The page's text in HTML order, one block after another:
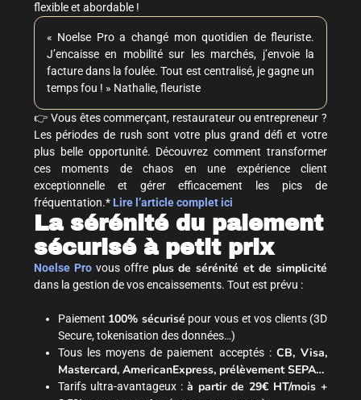
flexible et abordable !
« Noelse Pro a changé mon quotidien de fleuriste.
J’encaisse en mobilité sur les marchés, j’envoie la
facture dans la foulée. Tout est centralisé, je gagne un
temps fou ! » Nathalie, fleuriste
👉Vous êtes commerçant, restaurateur ou entrepreneur ?
Les périodes de rush sont votre plus grand défi et votre
plus belle opportunité. Découvrez comment transformer
ces moments de chaos en une expérience client
exceptionnelle et gérer efficacement les pics de
fréquentation.* Lire l’article complet ici
La sérénité du paiement
sécurisé à petit prix
Noelse Provous offre plus de sérénité et de simplicité
dans la gestion de vos encaissements. Tout est prévu :
Paiement 100% sécurisé pour vous et vos clients (3D
Secure, tokenisation des données…)
Tous les moyens de paiement acceptés : CB, Visa,
Mastercard, AmericanExpress, prélèvement SEPA…
Tarifs ultra-avantageux : à partir de 29€ HT/mois +